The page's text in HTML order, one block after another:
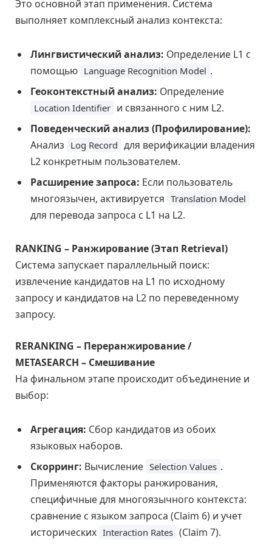
Это основной этап применения. Система
выполняет комплексный анализ контекста:
Лингвистический анализ: Определение L1 с
помощью Language Recognition Model .
Геоконтекстный анализ: Определение
Location Identifier и связанного с ним L2.
Поведенческий анализ (Профилирование):
Анализ Log Record для верификации владения
L2 конкретным пользователем.
Расширение запроса: Если пользователь
многоязычен, активируется Translation Model
для перевода запроса с L1 на L2.
RANKING – Ранжирование (Этап Retrieval)
Система запускает параллельный поиск:
извлечение кандидатов на L1 по исходному
запросу и кандидатов на L2 по переведенному
запросу.
RERANKING – Переранжирование /
METASEARCH – Смешивание
На финальном этапе происходит объединение и
выбор:
Агрегация: Сбор кандидатов из обоих
языковых наборов.
Скорринг: Вычисление Selection Values .
Применяются факторы ранжирования,
специфичные для многоязычного контекста:
сравнение с языком запроса (Claim 6) и учет
исторических Interaction Rates (Claim 7).